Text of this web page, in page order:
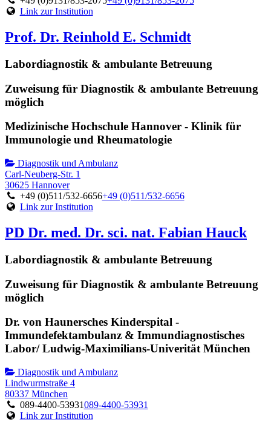
Link zur Institution
Prof. Dr. Reinhold E. Schmidt
Labordiagnostik & ambulante Betreuung
Zuweisung für Diagnostik & ambulante Betreuung
möglich
Medizinische Hochschule Hannover - Klinik für
Immunologie und Rheumatologie
Diagnostik und Ambulanz
Carl-Neuberg-Str. 1
30625 Hannover
+49 (0)511/532-6656+49 (0)511/532-6656
Link zur Institution
PD Dr. med. Dr. sci. nat. Fabian Hauck
Labordiagnostik & ambulante Betreuung
Zuweisung für Diagnostik & ambulante Betreuung
möglich
Dr. von Haunersches Kinderspital -
Immundefektambulanz & Immundiagnostisches
Labor/ Ludwig-Maximilians-Univerität München
Diagnostik und Ambulanz
Lindwurmstraße 4
80337 München
089-4400-53931089-4400-53931
Link zur Institution